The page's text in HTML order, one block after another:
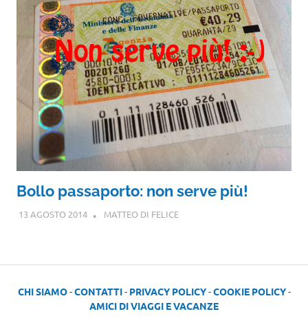
Bollo passaporto: non serve più!
13 AGOSTO 2014 MATTEO DI FELICE
CHI SIAMO-CONTATTI- PRIVACY POLICY-COOKIE POLICY-
AMICI DI VIAGGI E VACANZE